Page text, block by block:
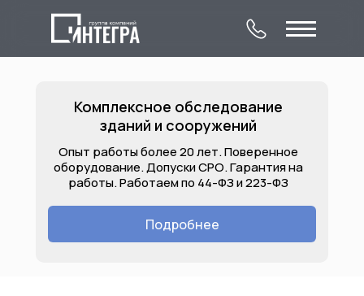
Комплексное
обследование
зданий и сооружений
О компании
Услуги
Объекты
Лицензии
Контакты
Комплексное обследование
зданий и сооружений
Подробнее
Опыт работы более 20 лет. Поверенное
оборудование. Допуски СРО. Гарантия на
работы. Работаем по 44-ФЗ и 223-ФЗ